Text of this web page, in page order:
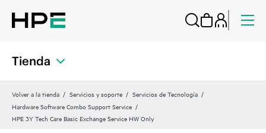
Tienda
Volver a la tienda Servicios y soporte
Servicios de Tecnología
Hardware Software Combo Support Service
HPE 3Y Tech Care Basic Exchange Service HW Only